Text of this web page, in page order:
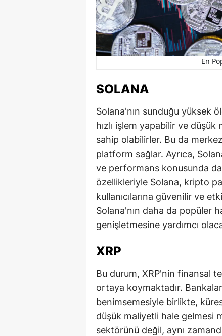
En
SOLANA
Solana'nın sunduğu yüksek
hızlı işlem yapabilir ve
sahip olabilirler. Bu da
platform sağlar. Ayrıca,
ve performans konusunda
özellikleriyle Solana, kripto
kullanıcılarına güvenilir ve
Solana'nın daha da popüler
genişletmesine yardımcı
XRP
Bu durum, XRP'nin finansal
ortaya koymaktadır.
benimsemesiyle birlikte,
düşük maliyetli hale gelmesi
sektörünü değil, aynı